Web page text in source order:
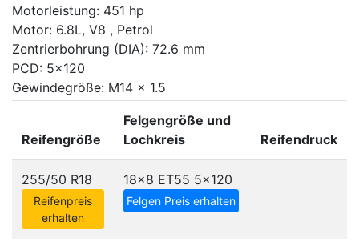
Motorleistung: 451 hp
Motor: 6.8L, V8 , Petrol
Zentrierbohrung (DIA): 72.6 mm
PCD: 5x120
Gewindegröße: M14 x 1.5
Reifengröße
Felgengröße und
Lochkreis
Reifendruck
255/50 R18
Reifenpreis
erhalten
18x8 ET55 5x120
Felgen Preis erhalten